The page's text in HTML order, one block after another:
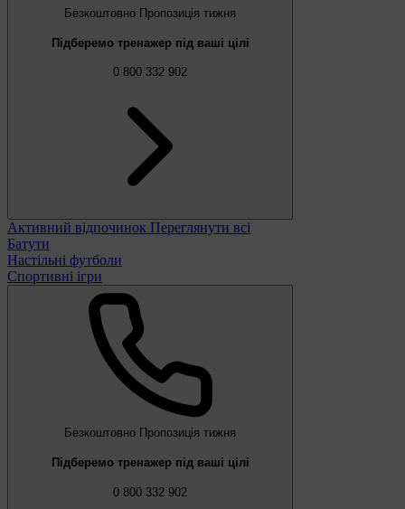
Безкоштовно Пропозиція тижня
Підберемо тренажер під ваші цілі
0 800 332 902
Активний відпочинок Переглянути всі
Батути
Настільні футболи
Спортивні ігри
Безкоштовно Пропозиція тижня
Підберемо тренажер під ваші цілі
0 800 332 902